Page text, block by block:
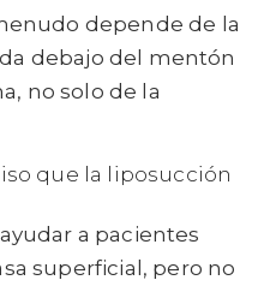
depende de la
debajo del mentón
no solo de la
que la liposucción
a pacientes
superficial, pero no